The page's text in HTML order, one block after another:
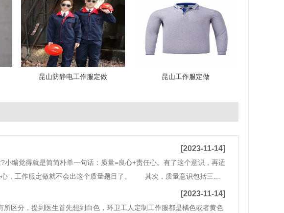
昆山防静电工作服定做 昆山工作服定做
[2023-11-14]
编觉得就是简简朴单一句话：质量=良心+责任心。有了这个意识，再适
心，工作服定做就不会出这个质量题目了。 其次，质量意识包括三
工作服，员工不要看都不看，就忽拉拉往下做，要检修以为是合格
[2023-11-14]
区分，提到医生首先想到白色，环卫工人定制工作服都是橘色或者黄色